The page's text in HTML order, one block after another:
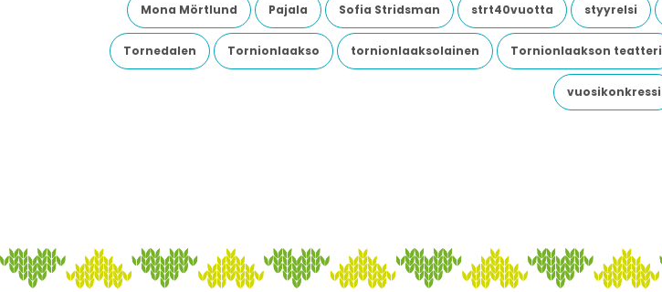
Mona Mörtlund Pajala Sofia Stridsman strt40vuotta styyrelsi
Tornedalen Tornionlaakso tornionlaaksolainen Tornionlaakson teatteri
vuosikonkressi